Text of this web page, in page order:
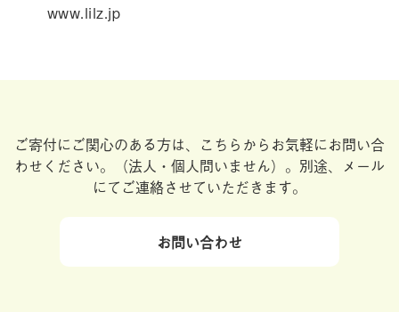
www.lilz.jp
ご寄付にご関心のある方は、こちらからお気軽にお問い合
わせください。
（法人・個人問いません）。別途、メール
にてご連絡させていただきます。
お問い合わせ